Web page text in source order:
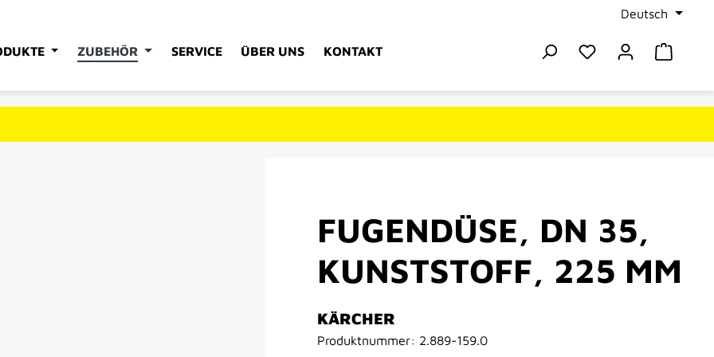
Deutsch
ZUBEHÖR SERVICE ÜBER UNS KONTAKT Du hast 0
FUGENDÜSE, DN 35,
KUNSTSTOFF, 225 MM
KÄRCHER
Produktnummer: 2.889-159.0